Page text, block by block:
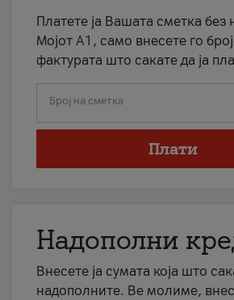
Платете ја Вашата сметка без
Мојот А1, само внесете го
фактурата што сакате да ја
Број на сметка
Плати
Надополни
Внесете ја сумата која што
надополните. Ве молиме,